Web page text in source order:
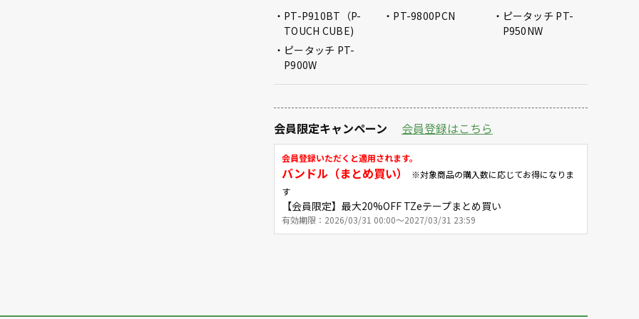
PT-P910BT（P-
TOUCH CUBE)
PT-9800PCN
ピータッチ PT-
P950NW
ピータッチ PT-
P900W
会員限定キャンペーン 会員登録はこちら
会員登録いただくと適用されます。
バンドル（まとめ買い）
※対象商品の購入数に応じてお得になりま
す
【会員限定】最大20%OFF TZeテープまとめ買い
有効期限：2026/03/31 00:00～2027/03/31 23:59